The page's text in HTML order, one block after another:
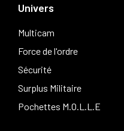
Univers
Multicam
Force de l'ordre
Sécurité
Surplus Militaire
Pochettes M.O.L.L.E